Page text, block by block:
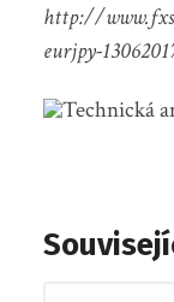
http://
eurjpy-